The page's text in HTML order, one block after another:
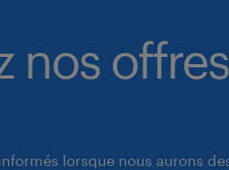
nos
lorsque nous aurons